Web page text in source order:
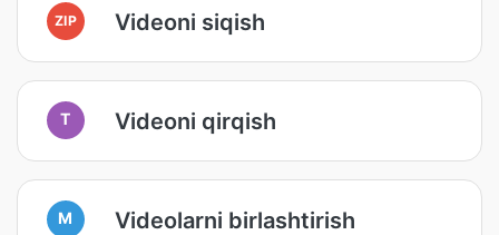
ZIP Videoni siqish
T Videoni qirqish
M Videolarni birlashtirish